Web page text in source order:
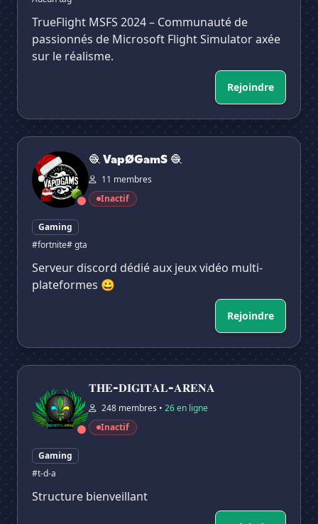
TrueFlight MSFS 2024 – Communauté de
passionnés de Microsoft Flight Simulator axée
sur le réalisme.
Rejoindre
🧶 VapØGamS 🧶
🧶 VapØGamS 🧶
11 membres
Inactif
Gaming
#fortnite# gta
Serveur discord dédié aux jeux vidéo multi-
plateformes 😀
Rejoindre
𝐓𝐇𝐄-𝐃𝐈𝐆𝐈𝐓𝐀𝐋-𝐀𝐑𝐄𝐍𝐀
𝐓𝐇𝐄-𝐃𝐈𝐆𝐈𝐓𝐀𝐋-𝐀𝐑𝐄𝐍𝐀
248 membres • 26 en ligne
Inactif
Gaming
#t-d-a
Structure bienveillant